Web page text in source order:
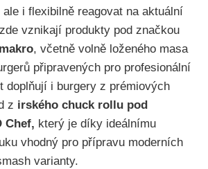
i flexibilně reagovat na aktuální
vznikají produkty pod značkou
, včetně volně loženého masa
připravených pro profesionální
doplňují i burgery z prémiových
z irského chuck rollu pod
Chef, který je díky ideálnímu
vhodný pro přípravu moderních
varianty.